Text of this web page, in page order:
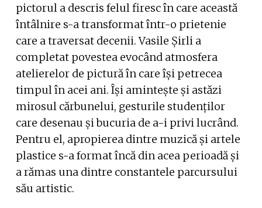
pictorul a descris felul firesc în care această
întâlnire s-a transformat într-o prietenie
care a traversat decenii. Vasile Șirli a
completat povestea evocând atmosfera
atelierelor de pictură în care își petrecea
timpul în acei ani. Își amintește și astăzi
mirosul cărbunelui, gesturile studenților
care desenau și bucuria de a-i privi lucrând.
Pentru el, apropierea dintre muzică și artele
plastice s-a format încă din acea perioadă și
a rămas una dintre constantele parcursului
său artistic.